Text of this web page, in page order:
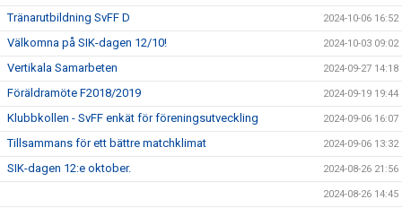
Tränarutbildning SvFF D 2024-10-06 16:52
Välkomna på SIK-dagen 12/10! 2024-10-03 09:02
Vertikala Samarbeten 2024-09-27 14:18
Föräldramöte F2018/2019 2024-09-19 19:44
Klubbkollen - SvFF enkät för föreningsutveckling 2024-09-06 16:07
Tillsammans för ett bättre matchklimat 2024-09-06 13:32
SIK-dagen 12:e oktober. 2024-08-26 21:56
2024-08-26 14:45